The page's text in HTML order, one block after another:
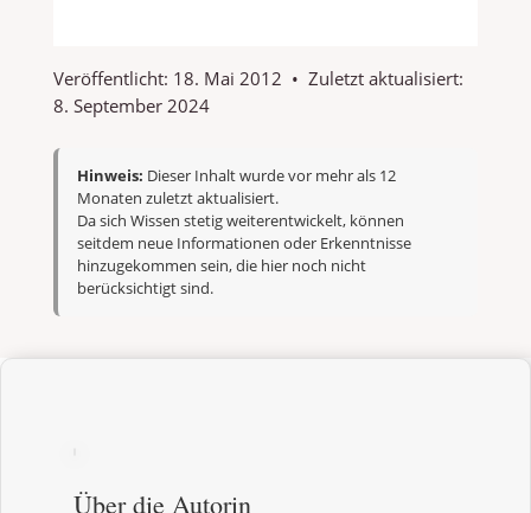
Veröffentlicht: 18. Mai 2012 • Zuletzt aktualisiert:
8. September 2024
Hinweis: Dieser Inhalt wurde vor mehr als 12
Monaten zuletzt aktualisiert.
Da sich Wissen stetig weiterentwickelt, können
seitdem neue Informationen oder Erkenntnisse
hinzugekommen sein, die hier noch nicht
berücksichtigt sind.
Über die Autorin